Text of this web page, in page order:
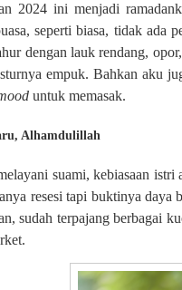
2024 ini menjadi
seperti biasa, tidak ada
dengan lauk rendang,
empuk. Bahkan aku
untuk memasak.
Alhamdulillah
suami, kebiasaan
resesi tapi buktinya daya
sudah terpajang berbagai